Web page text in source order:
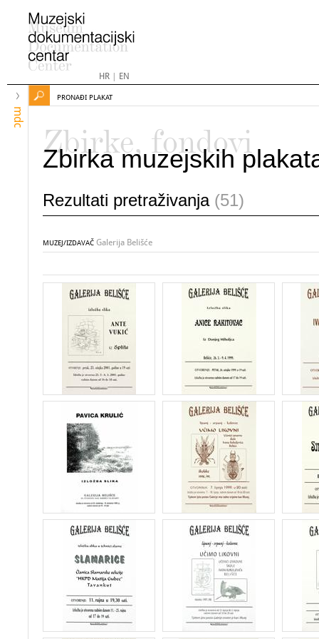
HR| EN
mdc
PRONAĐI PLAKAT
Zbirke, fondovi
Zbirka muzejskih
Rezultati pretraživanja (51)
MUZEJ/IZDAVAČ Galerija Belišće